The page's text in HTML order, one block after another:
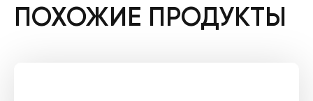
ПОХОЖИЕ ПРОДУКТЫ